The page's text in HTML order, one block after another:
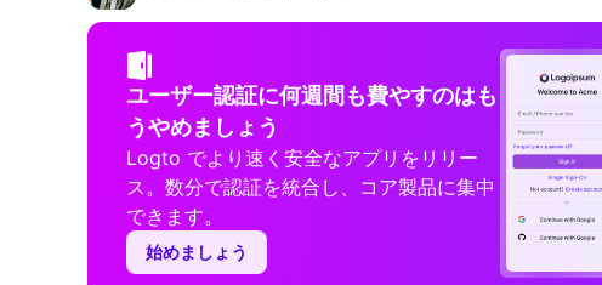
ユーザー認証に何週間も費やすのはも
うやめましょう
Logto でより速く安全なアプリをリリー
ス。数分で認証を統合し、コア製品に集中
できます。
始めましょう